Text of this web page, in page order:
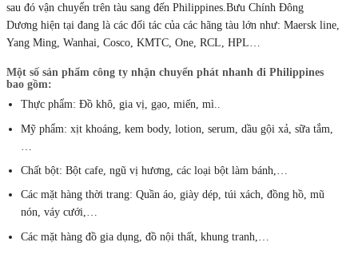
sau đó vận chuyển trên tàu sang đến Philippines.Bưu Chính Đông
Dương hiện tại đang là các đối tác của các hãng tàu lớn như: Maersk line,
Yang Ming, Wanhai, Cosco, KMTC, One, RCL, HPL…
Một số sản phẩm công ty nhận chuyển phát nhanh đi Philippines
bao gồm:
Thực phẩm: Đồ khô, gia vị, gạo, miến, mì..
Mỹ phẩm: xịt khoáng, kem body, lotion, serum, dầu gội xả, sữa tắm,
Chất bột: Bột cafe, ngũ vị hương, các loại bột làm bánh,…
Các mặt hàng thời trang: Quần áo, giày dép, túi xách, đồng hồ, mũ
nón, váy cưới,…
Các mặt hàng đồ gia dụng, đồ nội thất, khung tranh,…